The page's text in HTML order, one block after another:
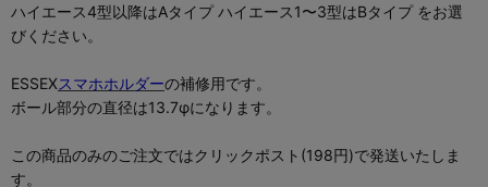
ハイエース4型以降はAタイプ ハイエース1〜3型はBタイプ をお選
びください。
ESSEXスマホホルダーの補修用です。
ボール部分の直径は13.7φになります。
この商品のみのご注文ではクリックポスト(198円)で発送いたしま
す。